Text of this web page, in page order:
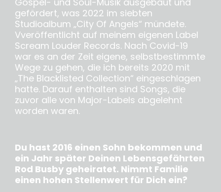
gefördert, was 2022 im siebten
Studioalbum „City Of Angels“ mündete.
Vveröffentlicht auf meinem eigenen Label
Scream Louder Records. Nach Covid-19
war es an der Zeit eigene, selbstbestimmte
Wege zu gehen, die ich bereits 2020 mit
„The Blacklisted Collection“ eingeschlagen
hatte. Darauf enthalten sind Songs, die
zuvor alle von Major-Labels abgelehnt
worden waren.
Du hast 2016 einen Sohn bekommen und
ein Jahr später Deinen Lebensgefährten
Rod Busby geheiratet. Nimmt Familie
einen hohen Stellenwert für Dich ein?